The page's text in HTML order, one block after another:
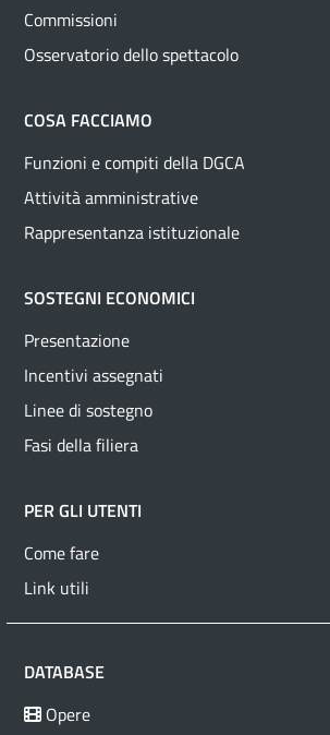
Commissioni
Osservatorio dello spettacolo
COSA FACCIAMO
Funzioni e compiti della DGCA
Attività amministrative
Rappresentanza istituzionale
SOSTEGNI ECONOMICI
Presentazione
Incentivi assegnati
Linee di sostegno
Fasi della filiera
PER GLI UTENTI
Come fare
Link utili
DATABASE
Opere